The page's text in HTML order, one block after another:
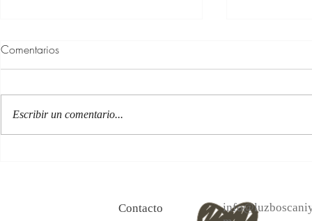
Comentarios
Escribir un comentario...
Contacto